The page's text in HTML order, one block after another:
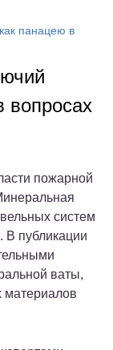
панацею в
вопросах
пожарной
систем
В публикации
ваты,
материалов